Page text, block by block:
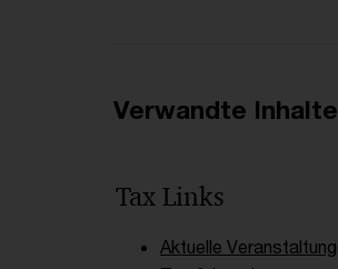
Verwandte Inhalte
Tax Links
Aktuelle